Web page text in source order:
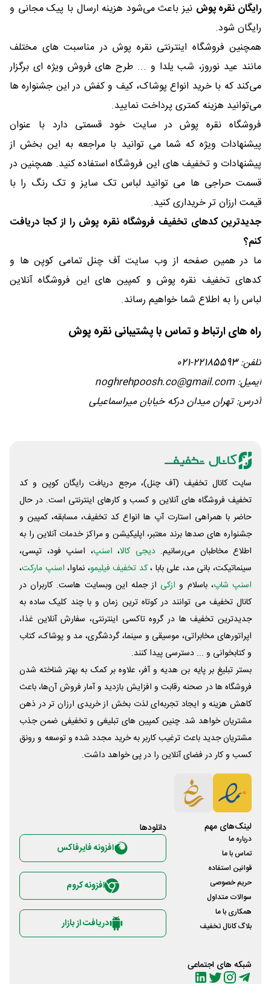
رایگان نقره پوش نیز باعث می‌شود هزینه ارسال با پیک مجانی و
رایگان شود.
همچنین فروشگاه اینترنتی نقره پوش در مناسبت های مختلف
مانند عید نوروز، شب یلدا و ... طرح های فروش ویژه ای برگزار
می‌کند که با خرید انواع پوشاک، کیف و کفش در این جشنواره ها
می‌توانید هزینه کمتری پرداخت نمایید.
فروشگاه نقره پوش در سایت خود قسمتی دارد با عنوان
پیشنهادات ویژه که شما می توانید با مراجعه به این بخش از
پیشنهادات و تخفیف های این فروشگاه استفاده کنید. همچنین در
قسمت حراجی ها می توانید لباس تک سایز و تک رنگ را با
قیمت ارزان تر خریداری کنید.
جدیدترین کدهای تخفیف فروشگاه نقره پوش را از کجا دریافت
کنم؟
ما در همین صفحه از وب سایت آف چنل تمامی کوپن ها و
کدهای تخفیف نقره پوش و کمپین های این فروشگاه آنلاین
لباس را به اطلاع شما خواهیم رساند.
راه های ارتباط و تماس با پشتیبانی نقره پوش
تلفن: 22185593-021
ایمیل: noghrehpoosh.co@gmail.com
آدرس: تهران میدان درکه خیابان میراسماعیلی
سایت کانال تخفیف (آف چنل)، مرجع دریافت رایگان کوپن و کد
تخفیف فروشگاه های آنلاین و کسب و‌ کارهای اینترنتی است. در حال
حاضر با همراهی استارت آپ ها انواع کد تخفیف، مسابقه، کمپین و
جشنواره های صدها برند معتبر، اپلیکیشن و مراکز خدمات آنلاین را به
اطلاع مخاطبان می‌رسانیم. دیجی کالا، اسنپ، اسنپ فود، تپسی،
سینماتیکت، بانی مد، علی‌ بابا ،کد تخفیف فیلیمو، نماوا، اسنپ مارکت،
اسنپ شاپ، باسلام و ازکی از جمله این وبسایت ‌هاست. کاربران در
کانال تخفیف می توانند در کوتاه ترین زمان و با چند کلیک ساده به
جدیدترین تخفیف ها در گروه تاکسی اینترنتی، سفارش آنلاین غذا،
اپراتورهای مخابراتی، موسیقی و سینما، گردشگری، مد و پوشاک، کتاب
و کتابخوانی و ... دسترسی پیدا کنند.
بستر تبلیغ بر پایه بن هدیه و آفر، علاوه بر کمک به بهتر شناخته شدن
فروشگاه ها در صحنه رقابت و افزایش بازدید و آمار فروش آن‌ها، باعث
کاهش هزینه و ایجاد تجربه‌ای لذت بخش از خریدی ارزان تر در ذهن
مشتریان خواهد شد. چنین کمپین های تبلیغی و تخفیفی ضمن جذب
مشتریان جدید باعث ترغیب کاربر به خرید مجدد شده و توسعه و رونق
کسب و کار در فضای آنلاین را در پی خواهد داشت.
لینک‌های مهم
درباره ما
تماس با ما
قوانین استفاده
حریم خصوصی
سوالات متداول
همکاری با ما
بلاگ کانال تخفیف
شبکه های اجتماعی
دانلود‌ها
افزونه فایرفاکس
افزونه کروم
دریافت از بازار